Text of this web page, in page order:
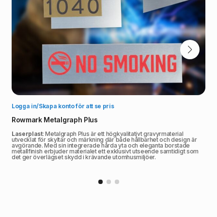
Logga in/Skapa konto för att se pris
Rowmark Metalgraph Plus
Laserplast: Metalgraph Plus är ett högkvalitativt gravyrmaterial
utvecklat för skyltar och märkning där både hållbarhet och design är
avgörande. Med sin integrerade hårda yta och eleganta borstade
metallfinish erbjuder materialet ett exklusivt utseende samtidigt som
det ger överlägset skydd i krävande utomhusmiljöer.